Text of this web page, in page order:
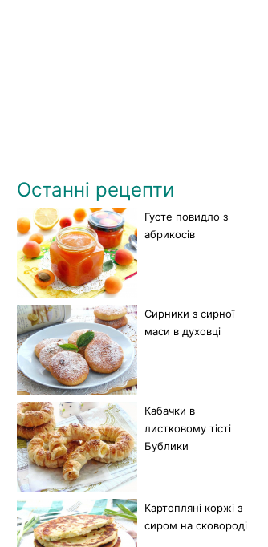
Останні рецепти
Густе повидло з
абрикосів
Сирники з сирної
маси в духовці
Кабачки в
листковому тісті
Бублики
Картопляні коржі з
сиром на сковороді